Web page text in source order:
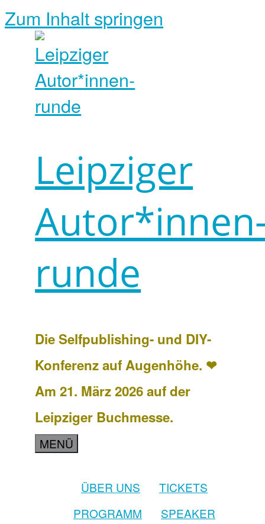
Zum Inhalt springen
Leipziger
runde
Die Selfpublishing- und DIY-
Konferenz auf Augenhöhe. ❤
Am 21. März 2026 auf der
Leipziger Buchmesse.
MENÜ
ÜBER UNS
TICKETS
PROGRAMM
SPEAKER